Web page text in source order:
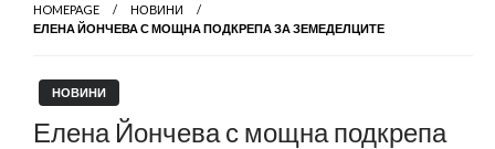
HOMEPAGE
НОВИНИ
ЕЛЕНА ЙОНЧЕВА С МОЩНА ПОДКРЕПА ЗА ЗЕМЕДЕЛЦИТЕ
НОВИНИ
Елена Йончева с мощна подкрепа